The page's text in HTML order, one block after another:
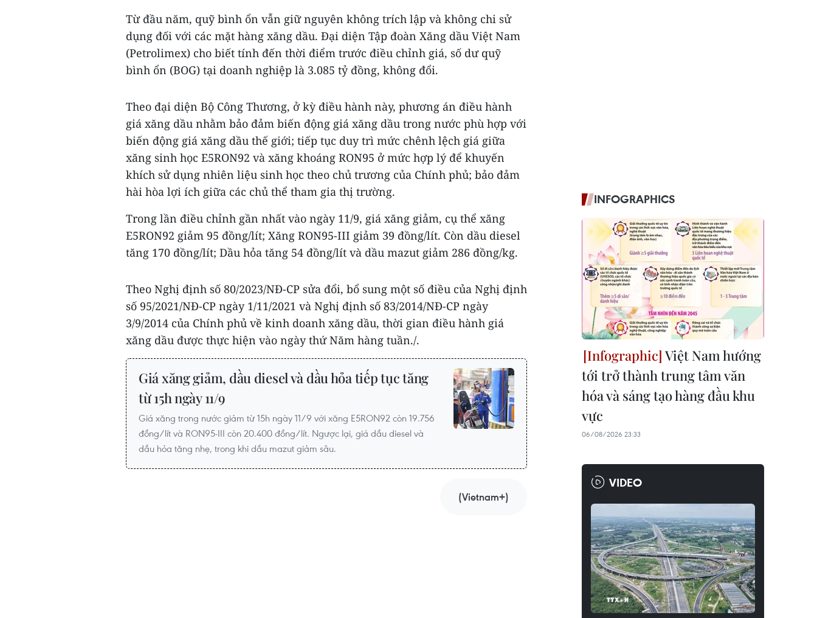
Từ đầu năm, quỹ bình ổn vẫn giữ nguyên không trích lập và không chi sử
dụng đối với các mặt hàng xăng dầu. Đại diện Tập đoàn Xăng dầu Việt Nam
(Petrolimex) cho biết tính đến thời điểm trước điều chỉnh giá, số dư quỹ
bình ổn (BOG) tại doanh nghiệp là 3.085 tỷ đồng, không đổi.
Theo đại diện Bộ Công Thương, ở kỳ điều hành này, phương án điều hành
giá xăng dầu nhằm bảo đảm biến động giá xăng dầu trong nước phù hợp với
biến động giá xăng dầu thế giới; tiếp tục duy trì mức chênh lệch giá giữa
xăng sinh học E5RON92 và xăng khoáng RON95 ở mức hợp lý để khuyến
khích sử dụng nhiên liệu sinh học theo chủ trương của Chính phủ; bảo đảm
hài hòa lợi ích giữa các chủ thể tham gia thị trường.
Trong lần điều chỉnh gần nhất vào ngày 11/9, giá xăng giảm, cụ thể xăng
E5RON92 giảm 95 đồng/lít; Xăng RON95-III giảm 39 đồng/lít. Còn dầu diesel
tăng 170 đồng/lít; Dầu hỏa tăng 54 đồng/lít và dầu mazut giảm 286 đồng/kg.
Theo Nghị định số 80/2023/NĐ-CP sửa đổi, bổ sung một số điều của Nghị định
số 95/2021/NĐ-CP ngày 1/11/2021 và Nghị định số 83/2014/NĐ-CP ngày
3/9/2014 của Chính phủ về kinh doanh xăng dầu, thời gian điều hành giá
xăng dầu được thực hiện vào ngày thứ Năm hàng tuần./.
Giá xăng giảm, dầu diesel và dầu hỏa tiếp tục tăng
từ 15h ngày 11/9
Giá xăng trong nước giảm từ 15h ngày 11/9 với xăng E5RON92 còn 19.756
đồng/lít và RON95-III còn 20.400 đồng/lít. Ngược lại, giá dầu diesel và
dầu hỏa tăng nhẹ, trong khi dầu mazut giảm sâu.
(Vietnam+)
INFOGRAPHICS
Việt Nam hướng
tới trở thành trung tâm văn
hóa và sáng tạo hàng đầu khu
vực
06/08/2026 23:33
VIDEO